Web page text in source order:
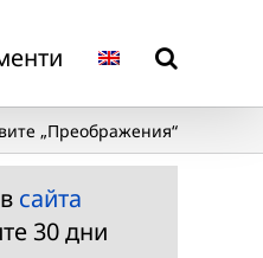
„Преображения“
сайта
30 дни